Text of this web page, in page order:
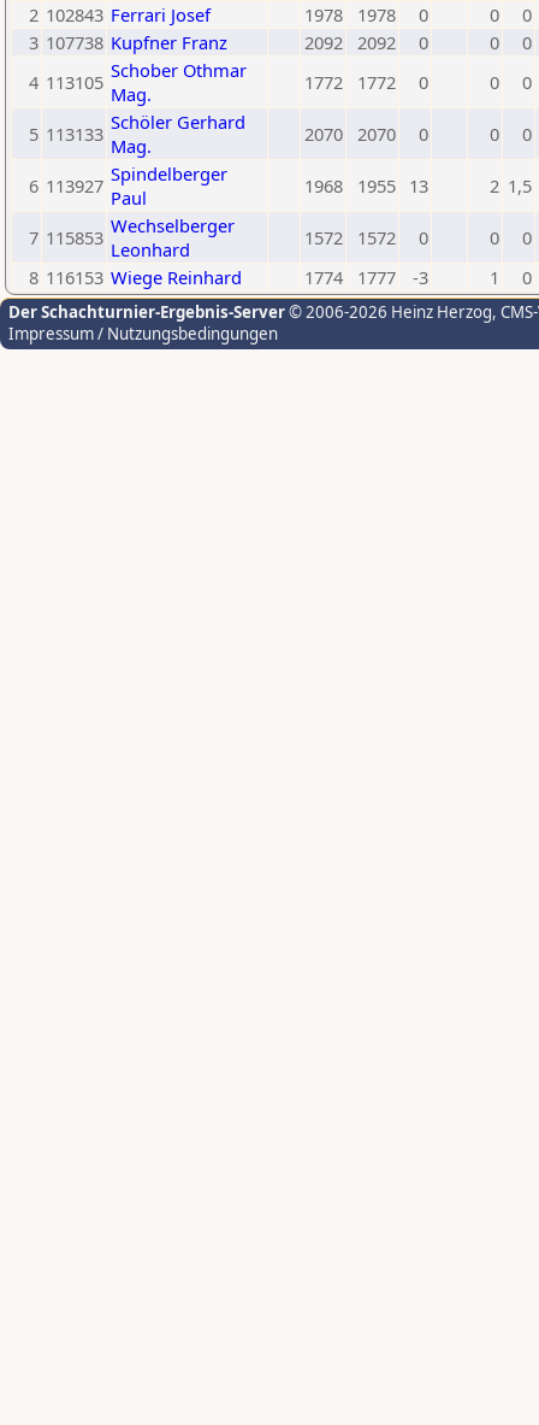
2 102843 Ferrari Josef 1978 1978 0 0
0
3 107738 Kupfner Franz 2092 2092 0 0
0
4 113105 Schober Othmar
Mag.
1772 1772 0 0 0
5 113133 Schöler Gerhard
Mag.
2070 2070 0 0 0
6 113927 Spindelberger
Paul
1968 1955 13 2 1,5
7 115853 Wechselberger
Leonhard
1572 1572 0 0
0
8 116153 Wiege Reinhard 1774 1777 -3 1 0
Der Schachturnier-Ergebnis-Server© 2006-2026 Heinz Herzog,
Impressum / Nutzungsbedingungen